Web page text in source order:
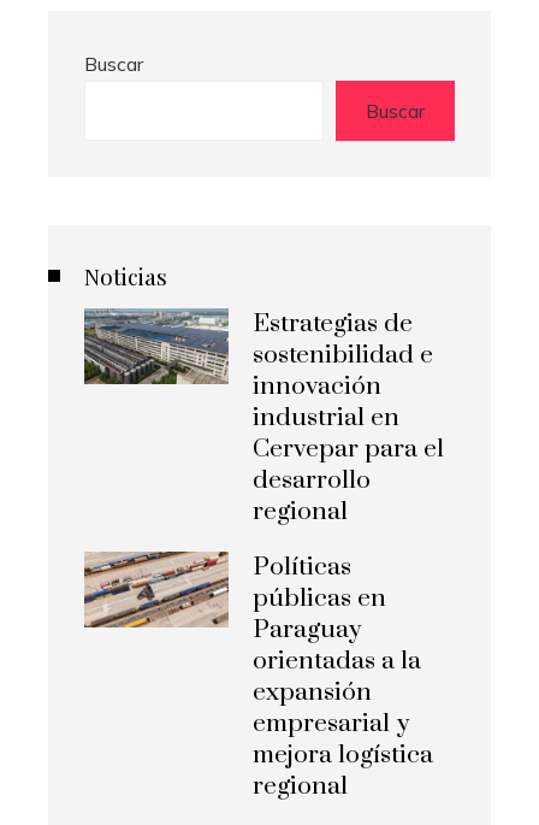
Buscar
Buscar
Noticias
Estrategias de
sostenibilidad e
innovación
industrial en
Cervepar para el
desarrollo
regional
Políticas
públicas en
Paraguay
orientadas a la
expansión
empresarial y
mejora logística
regional